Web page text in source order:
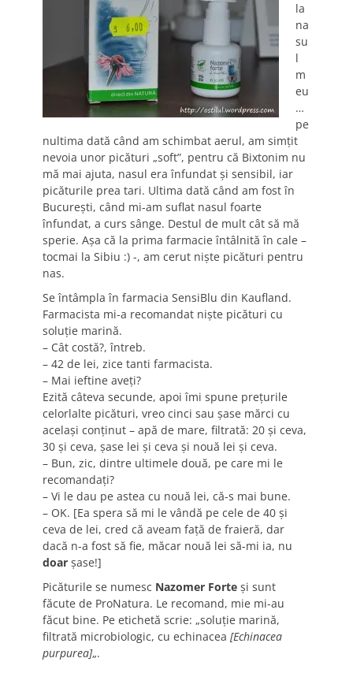
la
na
su
l
m
eu
…
pe
nultima dată când am schimbat aerul, am simţit
nevoia unor picături „soft”, pentru că Bixtonim nu
mă mai ajuta, nasul era înfundat şi sensibil, iar
picăturile prea tari. Ultima dată când am fost în
Bucureşti, când mi-am suflat nasul foarte
înfundat, a curs sânge. Destul de mult cât să mă
sperie. Aşa că la prima farmacie întâlnită în cale –
tocmai la Sibiu :) -, am cerut nişte picături pentru
nas.
Se întâmpla în farmacia SensiBlu din Kaufland.
Farmacista mi-a recomandat nişte picături cu
soluţie marină.
– Cât costă?, întreb.
– 42 de lei, zice tanti farmacista.
– Mai ieftine aveţi?
Ezită câteva secunde, apoi îmi spune preţurile
celorlalte picături, vreo cinci sau şase mărci cu
acelaşi conţinut – apă de mare, filtrată: 20 şi ceva,
30 şi ceva, şase lei şi ceva şi nouă lei şi ceva.
– Bun, zic, dintre ultimele două, pe care mi le
recomandaţi?
– Vi le dau pe astea cu nouă lei, că-s mai bune.
– OK. [Ea spera să mi le vândă pe cele de 40 şi
ceva de lei, cred că aveam faţă de fraieră, dar
dacă n-a fost să fie, măcar nouă lei să-mi ia, nu
doar şase!]
Picăturile se numesc Nazomer Forte şi sunt
făcute de ProNatura. Le recomand, mie mi-au
făcut bine. Pe etichetă scrie: „soluţie marină,
filtrată microbiologic, cu echinacea [Echinacea
purpurea]„.